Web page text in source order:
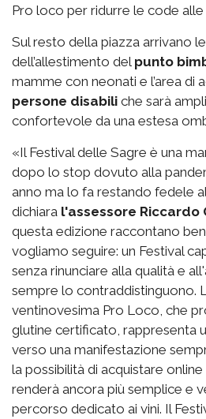
Pro loco per ridurre le code alle
Sul resto della piazza arrivano
dell’allestimento del punto
mamme con neonati e l’area di
persone disabili che sarà
confortevole da una estesa
«Il Festival delle Sagre è una
dopo lo stop dovuto alla
anno ma lo fa restando fedele
dichiara l'assessore Riccardo
questa edizione raccontano
vogliamo seguire: un Festival
senza rinunciare alla qualità e
sempre lo contraddistinguono.
ventinovesima Pro Loco, che
glutine certificato, rappresenta
verso una manifestazione
la possibilità di acquistare online
renderà ancora più semplice e
percorso dedicato ai vini. Il